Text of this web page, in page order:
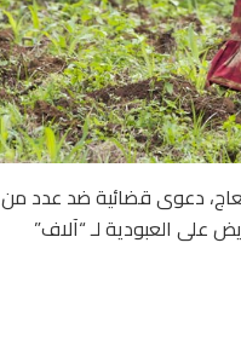
دعوى قضائية ضد عدد من
على العبودية لـ “آلاف”